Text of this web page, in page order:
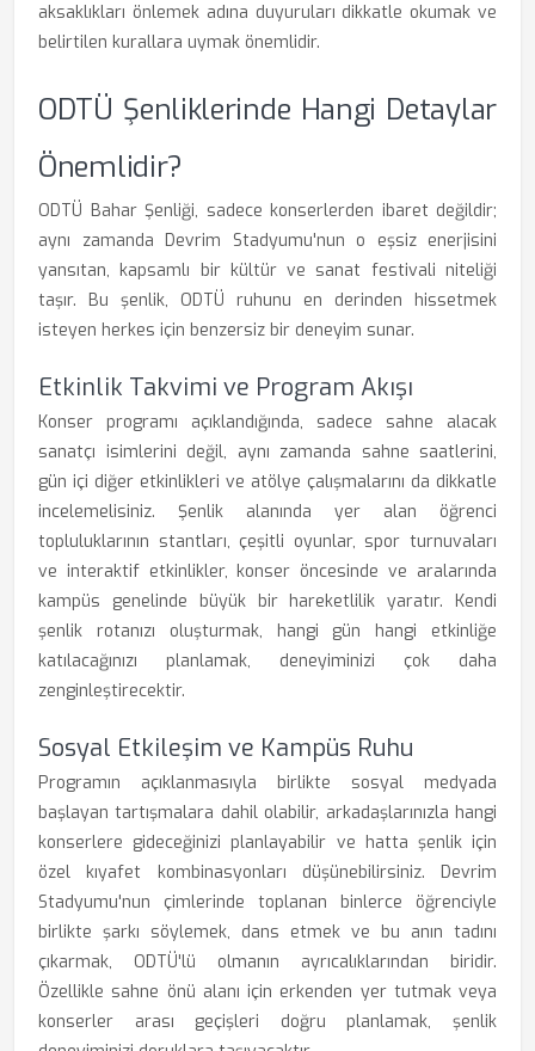
aksaklıkları önlemek adına duyuruları dikkatle okumak ve
belirtilen kurallara uymak önemlidir.
ODTÜ Şenliklerinde Hangi Detaylar
Önemlidir?
ODTÜ Bahar Şenliği, sadece konserlerden ibaret değildir;
aynı zamanda Devrim Stadyumu'nun o eşsiz enerjisini
yansıtan, kapsamlı bir kültür ve sanat festivali niteliği
taşır. Bu şenlik, ODTÜ ruhunu en derinden hissetmek
isteyen herkes için benzersiz bir deneyim sunar.
Etkinlik Takvimi ve Program Akışı
Konser programı açıklandığında, sadece sahne alacak
sanatçı isimlerini değil, aynı zamanda sahne saatlerini,
gün içi diğer etkinlikleri ve atölye çalışmalarını da dikkatle
incelemelisiniz. Şenlik alanında yer alan öğrenci
topluluklarının stantları, çeşitli oyunlar, spor turnuvaları
ve interaktif etkinlikler, konser öncesinde ve aralarında
kampüs genelinde büyük bir hareketlilik yaratır. Kendi
şenlik rotanızı oluşturmak, hangi gün hangi etkinliğe
katılacağınızı planlamak, deneyiminizi çok daha
zenginleştirecektir.
Sosyal Etkileşim ve Kampüs Ruhu
Programın açıklanmasıyla birlikte sosyal medyada
başlayan tartışmalara dahil olabilir, arkadaşlarınızla hangi
konserlere gideceğinizi planlayabilir ve hatta şenlik için
özel kıyafet kombinasyonları düşünebilirsiniz. Devrim
Stadyumu'nun çimlerinde toplanan binlerce öğrenciyle
birlikte şarkı söylemek, dans etmek ve bu anın tadını
çıkarmak, ODTÜ'lü olmanın ayrıcalıklarından biridir.
Özellikle sahne önü alanı için erkenden yer tutmak veya
konserler arası geçişleri doğru planlamak, şenlik